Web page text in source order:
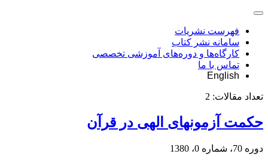
فهرست نشریات
سامانه نشر کتاب
کارگاه‌ها و دوره‌های آموزشی تخصصی
تماس با ما
English
تعداد مقالات: 2
حکمت آزمونهای الهی در قرآن
دوره 70، شماره 0، 1380